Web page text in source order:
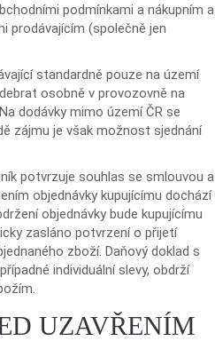
podmínkami a nákupním a
prodávajícím (společně jen
standardně pouze na území
osobně v provozovně na
dodávky mimo území ČR se
zájmu je však možnost sjednání
potvrzuje souhlas se smlouvou a
objednávky kupujícímu dochází
objednávky bude kupujícímu
zasláno potvrzení o přijetí
zboží. Daňový doklad s
individuální slevy, obdrží
UZAVŘENÍM